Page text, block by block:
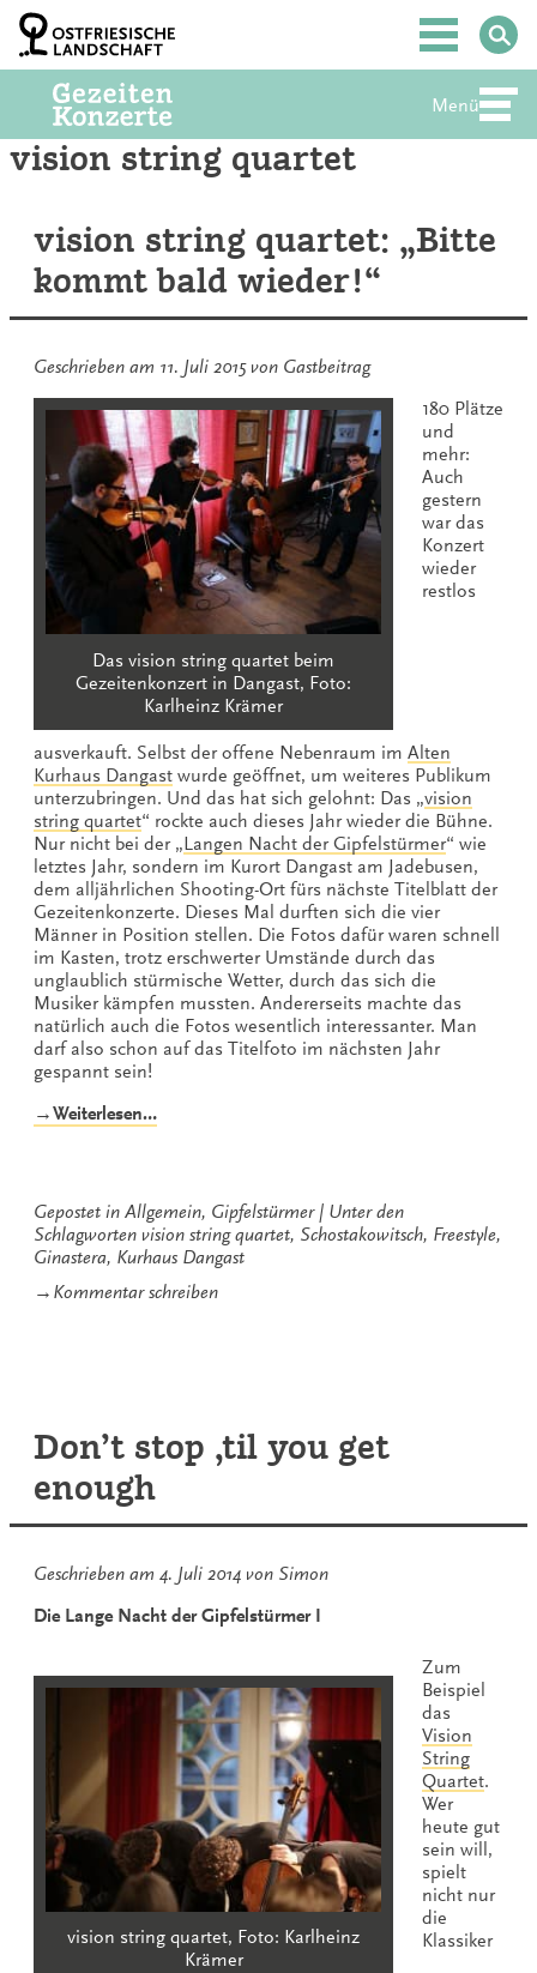
Zum
Inhalt
springen
Hauptmenü
Menü
vision string quartet
vision string quartet: „Bitte
kommt bald wieder!“
Geschrieben am 11. Juli 2015von Gastbeitrag
Das vision string quartet beim
Gezeitenkonzert in Dangast, Foto:
Karlheinz Krämer
180 Plätze
und
mehr:
Auch
gestern
war das
Konzert
wieder
restlos
ausverkauft. Selbst der offene Nebenraum im Alten
Kurhaus Dangast wurde geöffnet, um weiteres Publikum
unterzubringen. Und das hat sich gelohnt: Das „vision
string quartet“ rockte auch dieses Jahr wieder die Bühne.
Nur nicht bei der „Langen Nacht der Gipfelstürmer“ wie
letztes Jahr, sondern im Kurort Dangast am Jadebusen,
dem alljährlichen Shooting-Ort fürs nächste Titelblatt der
Gezeitenkonzerte. Dieses Mal durften sich die vier
Männer in Position stellen. Die Fotos dafür waren schnell
im Kasten, trotz erschwerter Umstände durch das
unglaublich stürmische Wetter, durch das sich die
Musiker kämpfen mussten. Andererseits machte das
natürlich auch die Fotos wesentlich interessanter. Man
darf also schon auf das Titelfoto im nächsten Jahr
gespannt sein!
→Weiterlesen…„vision
kommt
bald
wieder!““
Gepostet in Allgemein, Gipfelstürmer
Unter den
Schlagworten vision string quartet, Schostakowitsch, Freestyle,
Ginastera, Kurhaus Dangast
→ Kommentar schreibenzu
wieder!“
Don’t stop ‚til you get
enough
Geschrieben am 4. Juli 2014 von Simon
Die Lange Nacht der Gipfelstürmer I
vision string quartet, Foto: Karlheinz
Krämer
Zum
Beispiel
das
Vision
String
Quartet.
Wer
heute gut
sein will,
spielt
nicht nur
die
Klassiker